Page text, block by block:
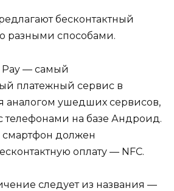
бесконтактный
разными способами.
— самый
платежный сервис в
аналогом ушедших сервисов,
телефонами на базе Андроид.
смартфон должен
оплату — NFC.
следует из названия —